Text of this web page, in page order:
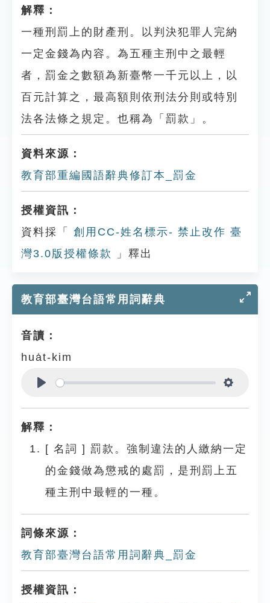
解釋：
一種刑罰上的財產刑。以判決犯罪人完納
一定金錢為內容。為五種主刑中之最輕
者，罰金之數額為新臺幣一千元以上，以
百元計算之，最高額則依刑法分則或特別
法各法條之規定。也稱為「罰款」。
資料來源：
教育部重編國語辭典修訂本_罰金
授權資訊：
資料採「
創用CC-姓名標示- 禁止改作 臺
灣3.0版授權條款
」釋出
教育部臺灣台語常用詞辭典
音讀：
hua̍t-kim
解釋：
[ 名詞 ] 罰款。強制違法的人繳納一定
的金錢做為懲戒的處罰，是刑罰上五
種主刑中最輕的一種。
詞條來源：
教育部臺灣台語常用詞辭典_罰金
授權資訊：